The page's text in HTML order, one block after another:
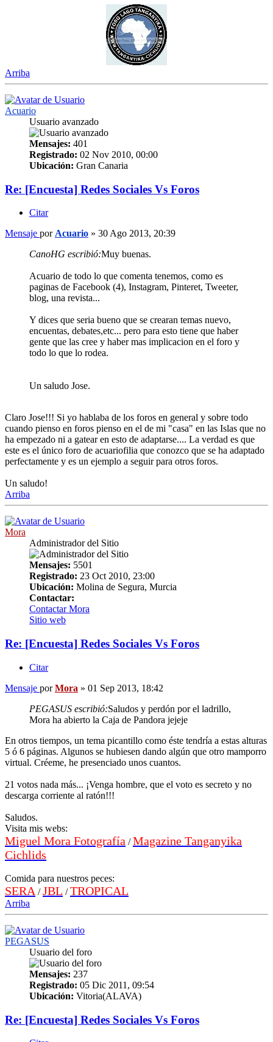
Arriba
Acuario
Usuario avanzado
Mensajes: 401
Registrado: 02 Nov 2010, 00:00
Ubicación: Gran Canaria
Re: [Encuesta] Redes Sociales Vs Foros
Citar
Mensaje porAcuario » 30 Ago 2013, 20:39
CanoHG escribió:Muy buenas.
Acuario de todo lo que comenta tenemos, como es
paginas de Facebook (4), Instagram, Pinteret, Tweeter,
blog, una revista...
Y dices que seria bueno que se crearan temas nuevo,
encuentas, debates,etc... pero para esto tiene que haber
gente que las cree y haber mas implicacion en el foro y
todo lo que lo rodea.
Un saludo Jose.
Claro Jose!!! Si yo hablaba de los foros en general y sobre todo
cuando pienso en foros pienso en el de mi "casa" en las Islas que no
ha empezado ni a gatear en esto de adaptarse.... La verdad es que
este es el único foro de acuariofilia que conozco que se ha adaptado
perfectamente y es un ejemplo a seguir para otros foros.
Un saludo!
Arriba
Mora
Administrador del Sitio
Mensajes: 5501
Registrado: 23 Oct 2010, 23:00
Ubicación: Molina de Segura, Murcia
Contactar:
Contactar Mora
Sitio web
Re: [Encuesta] Redes Sociales Vs Foros
Citar
Mensaje porMora » 01 Sep 2013, 18:42
PEGASUS escribió:Saludos y perdón por el ladrillo,
Mora ha abierto la Caja de Pandora jejeje
En otros tiempos, un tema picantillo como éste tendría a estas alturas
5 ó 6 páginas. Algunos se hubiesen dando algún que otro mamporro
virtual. Créeme, he presenciado unos cuantos.
21 votos nada más... ¡Venga hombre, que el voto es secreto y no
descarga corriente al ratón!!!
Saludos.
Visita mis webs:
Miguel Mora Fotografía /Magazine Tanganyika
Cichlids
Comida para nuestros peces:
SERA /JBL /TROPICAL
Arriba
PEGASUS
Usuario del foro
Mensajes: 237
Registrado: 05 Dic 2011, 09:54
Ubicación: Vitoria(ALAVA)
Re: [Encuesta] Redes Sociales Vs Foros